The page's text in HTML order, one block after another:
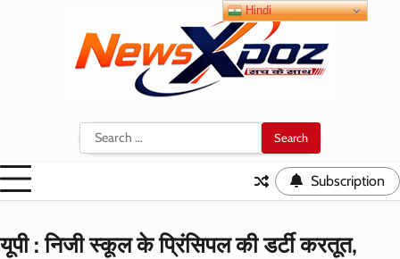
Search
for:
Subscription
यूपी : निजी स्कूल के प्रिंसिपल की डर्टी करतूत,
Hindi